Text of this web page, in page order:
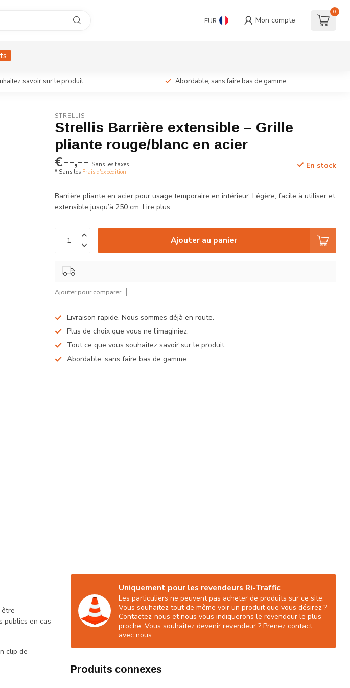
EUR Mon compte
0
savoir sur le produit. Abordable, sans faire bas de gamme.
STRELLIS
Strellis Barrière extensible – Grille
pliante rouge/blanc en acier
€--,-- Sans les taxes
* Sans les Frais d'expédition
En stock
Barrière pliante en acier pour usage temporaire en intérieur. Légère, facile à utiliser et
extensible jusqu’à 250 cm.Lire plus.
Ajouter au panier
Ajouter pour comparer
Livraison rapide. Nous sommes déjà en route.
Plus de choix que vous ne l'imaginiez.
Tout ce que vous souhaitez savoir sur le produit.
Abordable, sans faire bas de gamme.
être
publics en cas
clip de
Uniquement pour les revendeurs Ri-Traffic
Les particuliers ne peuvent pas acheter de produits sur ce site.
Vous souhaitez tout de même voir un produit que vous désirez ?
Contactez-nous et nous vous indiquerons le revendeur le plus
proche. Vous souhaitez devenir revendeur ? Prenez contact
avec nous.
Produits connexes